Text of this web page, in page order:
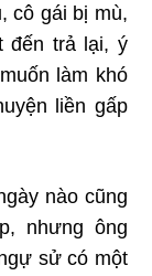
cô gái bị mù,
đến trả lại, ý
làm khó
liền gấp
nào cũng
nhưng ông
sử có một